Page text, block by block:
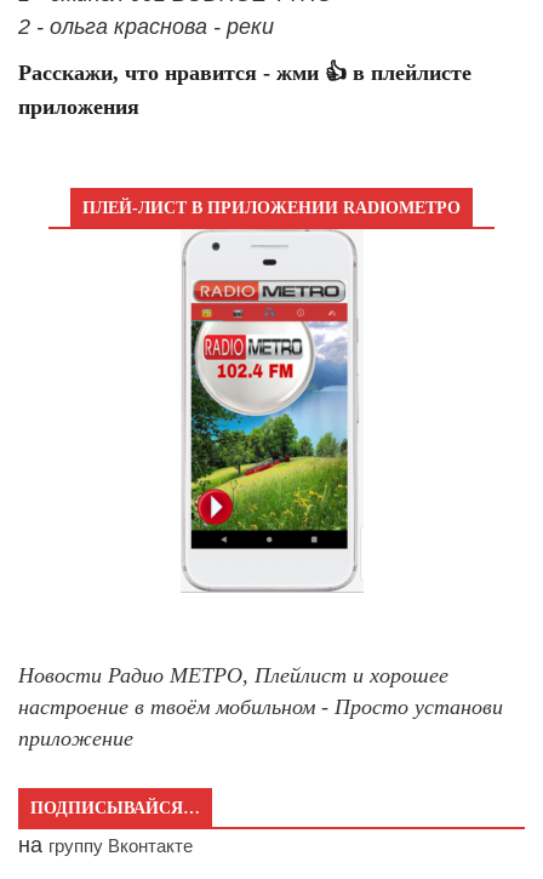
2 - ольга краснова - реки
Расскажи, что нравится - жми 👍 в плейлисте
приложения
ПЛЕЙ-ЛИСТ В ПРИЛОЖЕНИИ RADIOМЕТРО
Новости Радио МЕТРО, Плейлист и хорошее
настроение в твоём мобильном - Просто установи
приложение
ПОДПИСЫВАЙСЯ…
на группу Вконтакте